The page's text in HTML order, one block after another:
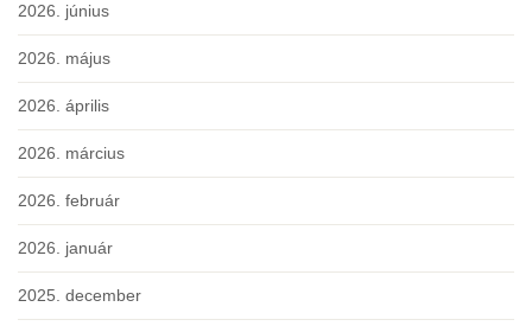
2026. június
2026. május
2026. április
2026. március
2026. február
2026. január
2025. december